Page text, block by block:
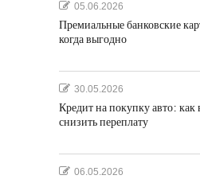
05.06.2026
Премиальные банковские
когда выгодно
30.05.2026
Кредит на покупку авто: как
снизить переплату
06.05.2026